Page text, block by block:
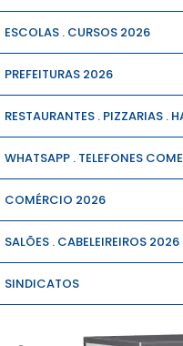
ESCOLAS . CURSOS 2026
PREFEITURAS 2026
RESTAURANTES . PIZZARIAS .
WHATSAPP . TELEFONES
COMÉRCIO 2026
SALÕES . CABELEIREIROS 2026
SINDICATOS